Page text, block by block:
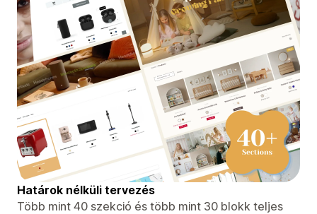
Határok nélküli tervezés
Több mint 40 szekció és több mint 30 blokk teljes